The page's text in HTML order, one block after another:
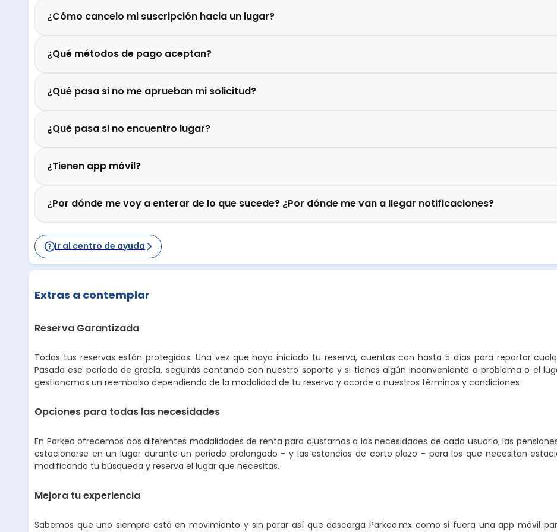
¿Cómo cancelo mi suscripción hacia un lugar?
¿Qué métodos de pago aceptan?
¿Qué pasa si no me aprueban mi solicitud?
¿Qué pasa si no encuentro lugar?
¿Tienen app móvil?
¿Por dónde me voy a enterar de lo que sucede? ¿Por dónde me van a llegar notificaciones?
Ir al centro de ayuda
Extras a contemplar
Reserva Garantizada
Todas tus reservas están protegidas. Una vez que haya iniciado tu reserva, cuentas con hasta 5 días para reportar
Pasado ese periodo de gracia, seguirás contando con nuestro soporte y si tienes algún inconveniente o problema o el
gestionamos un reembolso dependiendo de la modalidad de tu reserva y acorde a nuestros términos y condiciones
Opciones para todas las necesidades
En Parkeo ofrecemos dos diferentes modalidades de renta para ajustarnos a las necesidades de cada usuario; las
estacionarse en un lugar durante un periodo prolongado - y las estancias de corto plazo - para los que necesitan
modificando tu búsqueda y reserva el lugar que necesitas.
Mejora tu experiencia
Sabemos que uno siempre está en movimiento y sin parar así que descarga Parkeo.mx como si fuera una app móvil